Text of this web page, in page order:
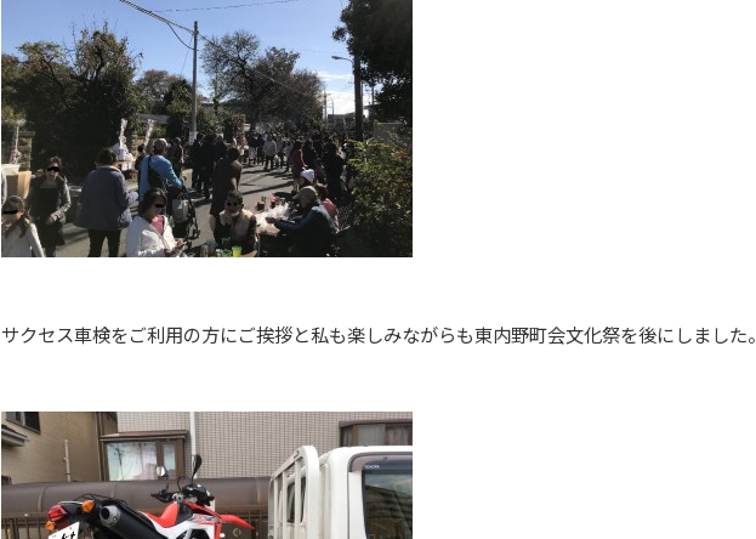
サクセス車検をご利用の方にご挨拶と私も楽しみながらも東内野町会文化祭を後にしました。